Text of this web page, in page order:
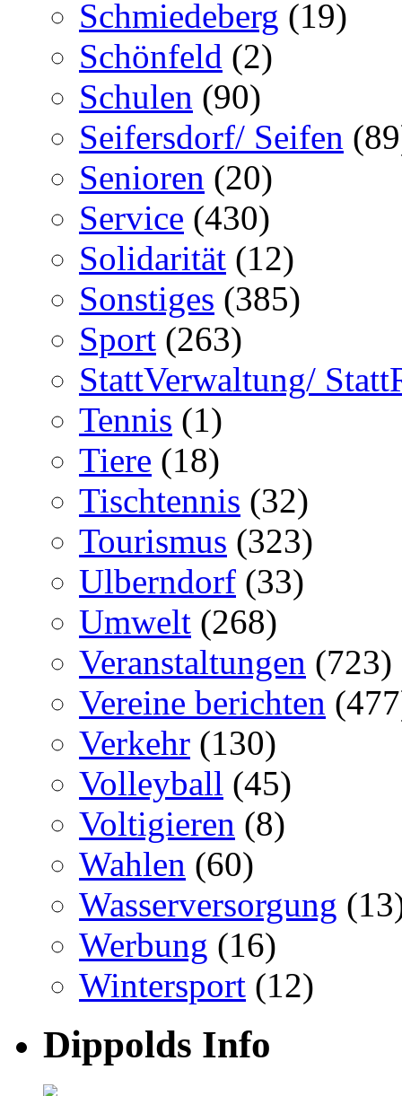
Schmiedeberg (19)
Schönfeld (2)
Schulen (90)
Seifersdorf/ Seifen
Senioren (20)
Service (430)
Solidarität (12)
Sonstiges (385)
Sport (263)
StattVerwaltung/
Tennis (1)
Tiere (18)
Tischtennis (32)
Tourismus (323)
Ulberndorf (33)
Umwelt (268)
Veranstaltungen (723)
Vereine berichten
Verkehr (130)
Volleyball (45)
Voltigieren (8)
Wahlen (60)
Wasserversorgung
Werbung (16)
Wintersport (12)
Dippolds Info